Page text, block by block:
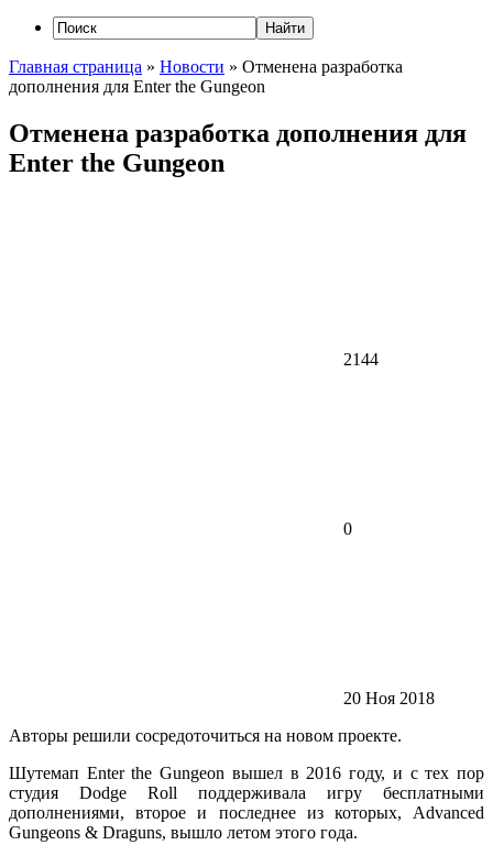
Главная страница » Новости » Отменена разработка
дополнения для Enter the Gungeon
Отменена разработка дополнения для
Enter the Gungeon
2144
0
20 Ноя 2018
Авторы решили сосредоточиться на новом проекте.
Шутемап Enter the Gungeon вышел в 2016 году, и с тех пор
студия Dodge Roll поддерживала игру бесплатными
дополнениями, второе и последнее из которых, Advanced
Gungeons & Draguns, вышло летом этого года.